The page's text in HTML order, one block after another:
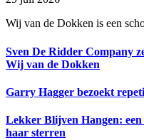
Wij van de Dokken is een
Sven De Ridder Company
Wij van de Dokken
Garry Hagger bezoekt
Lekker Blijven Hangen: een
haar sterren